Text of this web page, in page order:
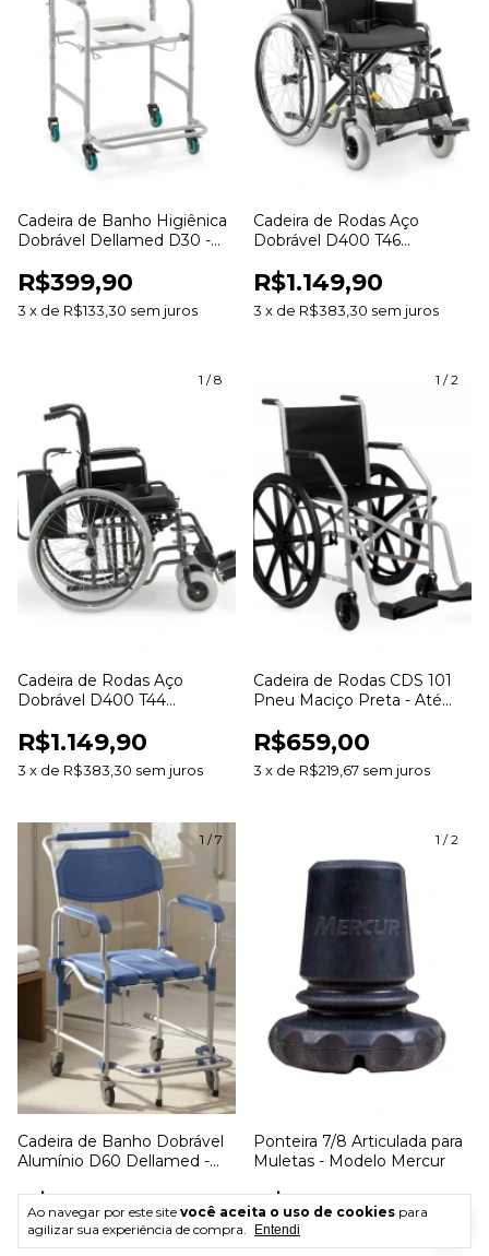
Ao navegar por este site você aceita o uso de cookies para
agilizar sua experiência de compra.
Entendi
Cadeira de Banho Higiênica
Dobrável Dellamed D30 -
R$399,90
3 x de R$133,30 sem juros
Cadeira de Rodas Aço
Dobrável D400 T46
Assento 46cm
R$1.149,90
3 x de R$383,30 sem juros
1 /8
Cadeira de Rodas Aço
Dobrável D400 T44
Assento 44cm
R$1.149,90
3 x de R$383,30 sem juros
1 /2
Cadeira de Rodas CDS 101
Pneu Maciço Preta - Até
R$659,00
3 x de R$219,67 sem juros
1 /7
Cadeira de Banho Dobrável
Alumínio D60 Dellamed -
R$899,90
xdeR$299,97 sem juros
1 /2
Ponteira 7/8 Articulada para
Muletas - Modelo Mercur
R$19,90